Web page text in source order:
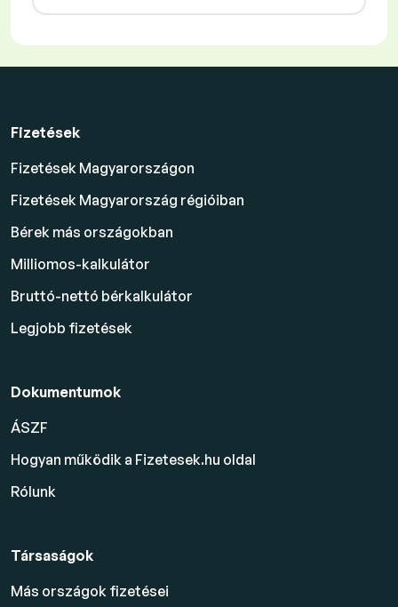
Fizetések
Fizetések Magyarországon
Fizetések Magyarország régióiban
Bérek más országokban
Milliomos-kalkulátor
Bruttó-nettó bérkalkulátor
Legjobb fizetések
Dokumentumok
ÁSZF
Hogyan működik a Fizetesek.hu oldal
Rólunk
Társaságok
Más országok fizetései